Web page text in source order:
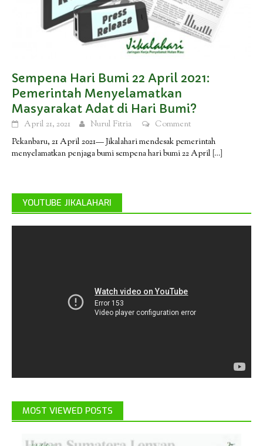
Sempena Hari Bumi 22 April 2021:
Pemerintah Menyelamatkan
Masyarakat Adat di Hari Bumi?
April 21, 2021 Nurul Fitria
Comment
Pekanbaru, 21 April 2021— Jikalahari mendesak pemerintah
menyelamatkan penjaga bumi sempena hari bumi 22 April […]
YOUTUBE JIKALAHARI
MOST VIEWED POSTS